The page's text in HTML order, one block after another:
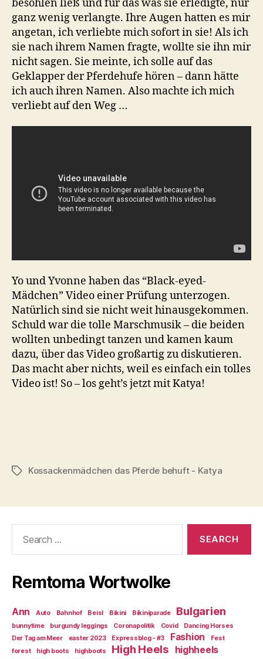
besohlen ließ und für das was sie erledigte, nur
ganz wenig verlangte. Ihre Augen hatten es mir
angetan, ich verliebte mich sofort in sie! Als ich
sie nach ihrem Namen fragte, wollte sie ihn mir
nicht sagen. Sie meinte, ich solle auf das
Geklapper der Pferdehufe hören – dann hätte
ich auch ihren Namen. Also machte ich mich
verliebt auf den Weg …
Yo und Yvonne haben das “Black-eyed-
Mädchen” Video einer Prüfung unterzogen.
Natürlich sind sie nicht weit hinausgekommen.
Schuld war die tolle Marschmusik – die beiden
wollten unbedingt tanzen und kamen kaum
dazu, über das Video großartig zu diskutieren.
Das macht aber nichts, weil es einfach ein tolles
Video ist! So – los geht’s jetzt mit Katya!
TagsKossackenmädchen das Pferde behuft - Katya
Remtoma Wortwolke
Ann Auto Bahnhof Beisl Bikini Bikiniparade Bulgarien
bunnytime burgundy leggings Coronapolitik Covid
Dancing Horses
Der Tag am Meer
easter 2023 Expressblog - #3 Fashion
Fest
forest
high boots highboots High Heels highheels